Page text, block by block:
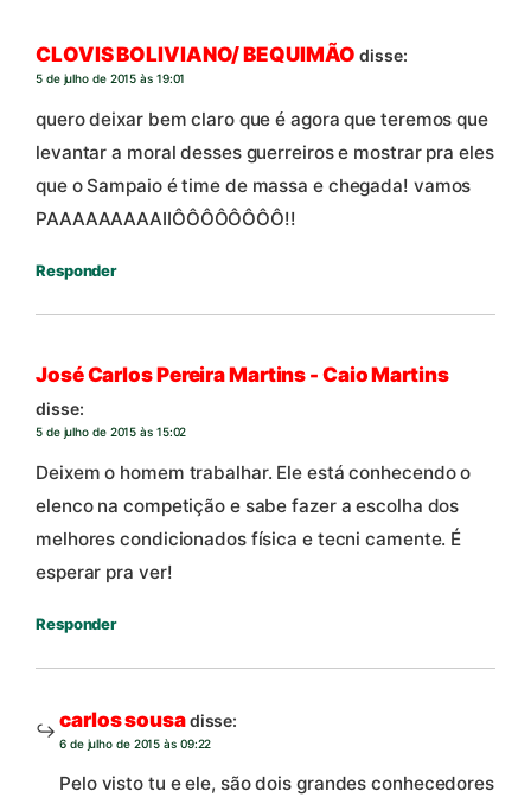
CLOVIS BOLIVIANO/ BEQUIMÃO disse:
5 de julho de 2015 às 19:01
quero deixar bem claro que é agora que teremos que
levantar a moral desses guerreiros e mostrar pra eles
que o Sampaio é time de massa e chegada! vamos
PAAAAAAAAAIIÔÔÔÔÔÔÔÔ!!
Responder
José Carlos Pereira Martins - Caio Martins
disse:
5 de julho de 2015 às 15:02
Deixem o homem trabalhar. Ele está conhecendo o
elenco na competição e sabe fazer a escolha dos
melhores condicionados física e tecni camente. É
esperar pra ver!
Responder
carlos sousadisse:
6 de julho de 2015 às 09:22
Pelo visto tu e ele, são dois grandes conhecedores